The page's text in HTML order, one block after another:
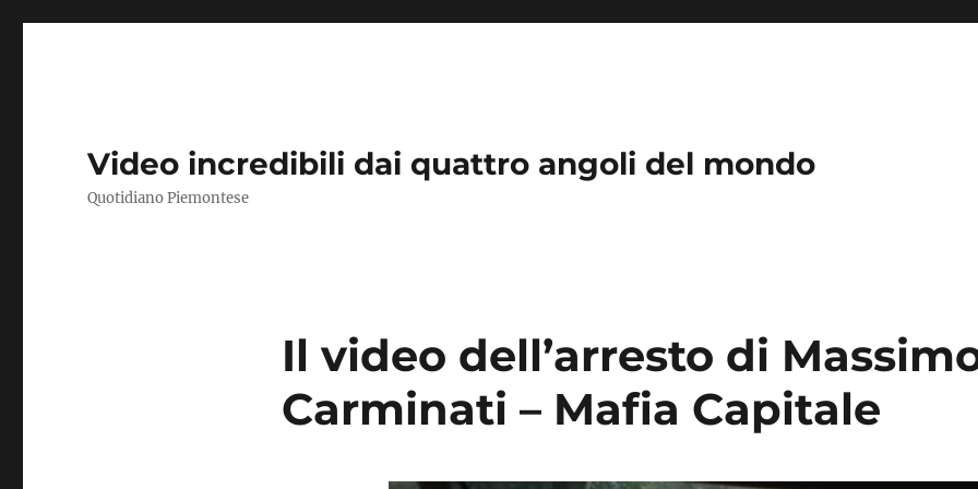
Video incredibili dai quattro angoli del mondo
Quotidiano Piemontese
Il video dell’arresto di
Carminati – Mafia Capitale